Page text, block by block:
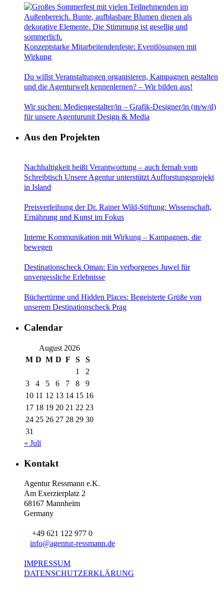
Konzeptstarke Mitarbeitendenfeste: Eventlösungen mit
Wirkung
Du willst Veranstaltungen organisieren, Kampagnen gestalten
und die Agenturwelt kennenlernen? – Wir bilden aus!
Wir suchen: Mediengestalter/in – Grafik-Designer/in (m/w/d)
für unsere Agenturunit Design & Media
Aus den Projekten
Nachhaltigkeit heißt Verantwortung – auch fernab vom
Schreibtisch Unsere Agentur unterstützt Aufforstungsprojekt
in Island
Preisverleihung der Dr. Rainer Wild-Stiftung: Wissenschaft,
Ernährung und Kunst im Fokus
Interne Kommunikation mit Wirkung – Kampagnen, die
bewegen
Destinationscheck Oman: Ein verborgenes Juwel für
unvergessliche Erlebnisse
Büchertürme und Hidden Places: Begeisterte Grüße von
unserem Destinationscheck Prag
Calendar
August 2026
M D M D F S
S
1
2
3
4 5 6 7 8
9
10 11 12 13 14 15 16
17 18 19 20 21 22 23
24 25 26 27 28 29 30
31
« Juli
Kontakt
Agentur Ressmann e.K.
Am Exerzierplatz 2
68167 Mannheim
Germany
+49 621 122 977 0
info@agentur-ressmann.de
IMPRESSUM
DATENSCHUTZERKLÄRUNG